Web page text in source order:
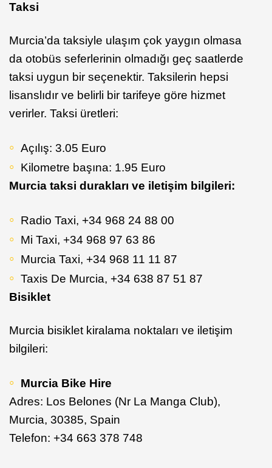
Taksi
Murcia’da taksiyle ulaşım çok yaygın olmasa
da otobüs seferlerinin olmadığı geç saatlerde
taksi uygun bir seçenektir. Taksilerin hepsi
lisanslıdır ve belirli bir tarifeye göre hizmet
verirler. Taksi üretleri:
Açılış: 3.05 Euro
Kilometre başına: 1.95 Euro
Murcia taksi durakları ve iletişim bilgileri:
Radio Taxi, +34 968 24 88 00
Mi Taxi, +34 968 97 63 86
Murcia Taxi, +34 968 11 11 87
Taxis De Murcia, +34 638 87 51 87
Bisiklet
Murcia bisiklet kiralama noktaları ve iletişim
bilgileri:
Murcia Bike Hire
Adres: Los Belones (Nr La Manga Club),
Murcia, 30385, Spain
Telefon: +34 663 378 748